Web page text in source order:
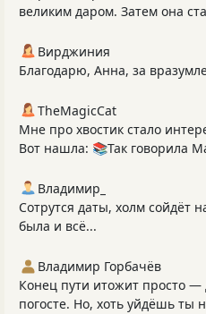
великим даром. Затем она
Вирджиния
Благодарю, Анна, за
TheMagicCat
Мне про хвостик стало
Вот нашла: 📚Так говорила
Владимир_
Сотрутся даты, холм сойдёт
была и всё...
Владимир Горбачёв
Конец пути итожит просто —
погосте. Но, хоть уйдёшь ты